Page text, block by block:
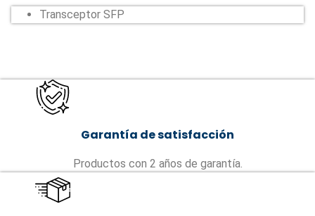
Transceptor SFP
Garantía de satisfacción
Productos con 2 años de garantía.